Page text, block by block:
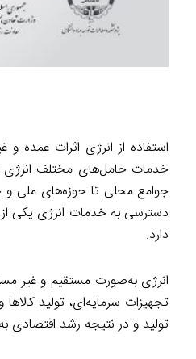
استفاده از انرژی اثرات عمده
خدمات حامل‌های مختلف انرژی
جوامع محلی تا حوزه‌های ملی و
دسترسی به خدمات انرژی یکی
دارد.
انرژی به‌صورت مستقیم و غیر
تجهیزات سرمایه‌ای، تولید
تولید و در نتیجه رشد اقتصادی